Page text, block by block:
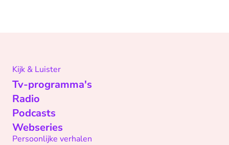
Kijk & Luister
Tv-programma's
Radio
Podcasts
Webseries
Persoonlijke verhalen